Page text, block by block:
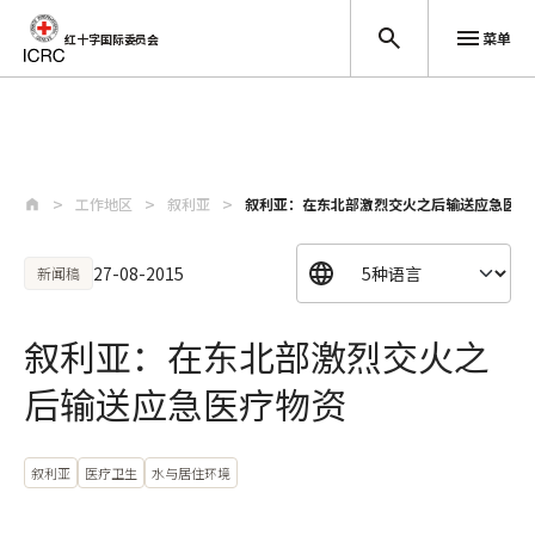
红十字国际委员会 菜单
工作地区 叙利亚 叙利亚：在东北部激烈交火之后输送应急医疗
新闻稿 27-08-2015
叙利亚：在东北部激烈交火之
后输送应急医疗物资
叙利亚 医疗卫生 水与居住环境